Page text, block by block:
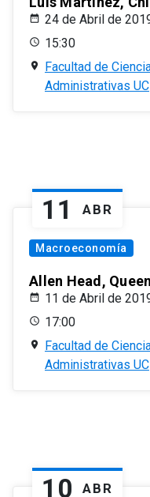
24 de Abril de
15:30
Facultad de
Administrativas UC
11 ABR
Macroeconomía
Allen Head,
11 de Abril de
17:00
Facultad de
Administrativas UC
10 ABR